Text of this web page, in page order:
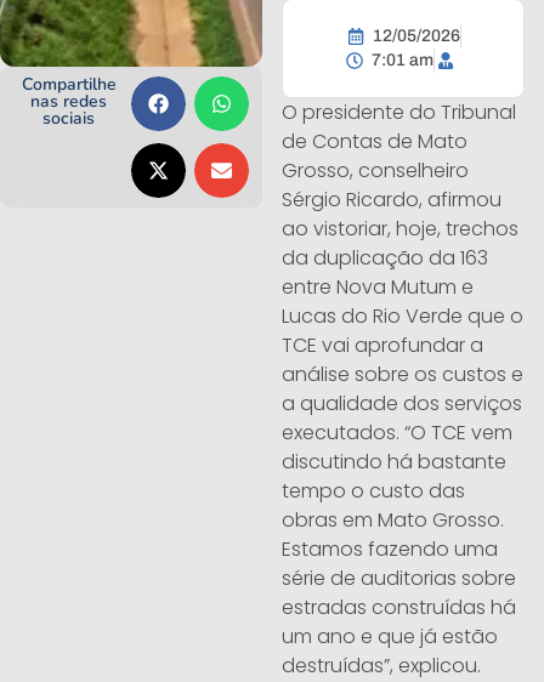
Compartilhe
nas redes
sociais
12/05/2026
7:01 am
O presidente do Tribunal
de Contas de Mato
Grosso, conselheiro
Sérgio Ricardo, afirmou
ao vistoriar, hoje, trechos
da duplicação da 163
entre Nova Mutum e
Lucas do Rio Verde que o
TCE vai aprofundar a
análise sobre os custos e
a qualidade dos serviços
executados. “O TCE vem
discutindo há bastante
tempo o custo das
obras em Mato Grosso.
Estamos fazendo uma
série de auditorias sobre
estradas construídas há
um ano e que já estão
destruídas”, explicou.